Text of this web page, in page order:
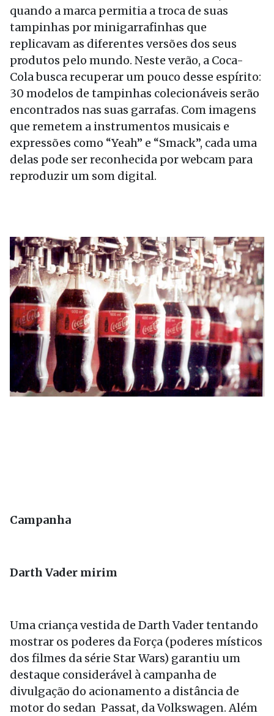
quando a marca permitia a troca de suas
tampinhas por minigarrafinhas que
replicavam as diferentes versões dos seus
produtos pelo mundo. Neste verão, a Coca-
Cola busca recuperar um pouco desse espírito:
30 modelos de tampinhas colecionáveis serão
encontrados nas suas garrafas. Com imagens
que remetem a instrumentos musicais e
expressões como “Yeah” e “Smack”, cada uma
delas pode ser reconhecida por webcam para
reproduzir um som digital.
Campanha
Darth Vader mirim
Uma criança vestida de Darth Vader tentando
mostrar os poderes da Força (poderes místicos
dos filmes da série Star Wars) garantiu um
destaque considerável à campanha de
divulgação do acionamento a distância de
motor do sedan Passat, da Volkswagen. Além